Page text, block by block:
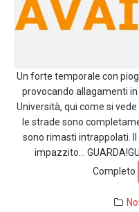
Un forte temporale con
provocando allagamenti
Università, qui come si
le strade sono
sono rimasti intrappolati.
impazzito…
Completo